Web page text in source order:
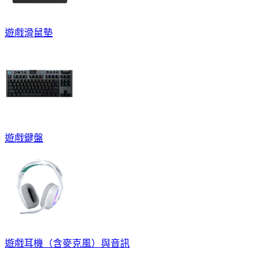
遊戲滑鼠墊
遊戲鍵盤
遊戲耳機（含麥克風）與音訊